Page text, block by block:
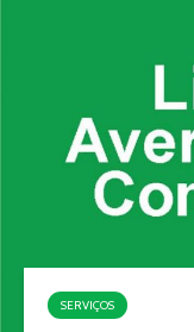
SERVIÇOS